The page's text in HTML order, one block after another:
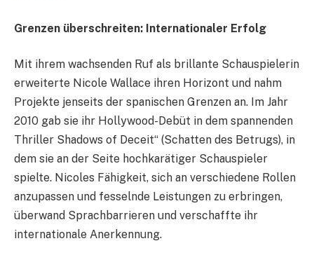
Grenzen überschreiten: Internationaler Erfolg
Mit ihrem wachsenden Ruf als brillante Schauspielerin
erweiterte Nicole Wallace ihren Horizont und nahm
Projekte jenseits der spanischen Grenzen an. Im Jahr
2010 gab sie ihr Hollywood-Debüt in dem spannenden
Thriller Shadows of Deceit“ (Schatten des Betrugs), in
dem sie an der Seite hochkarätiger Schauspieler
spielte. Nicoles Fähigkeit, sich an verschiedene Rollen
anzupassen und fesselnde Leistungen zu erbringen,
überwand Sprachbarrieren und verschaffte ihr
internationale Anerkennung.